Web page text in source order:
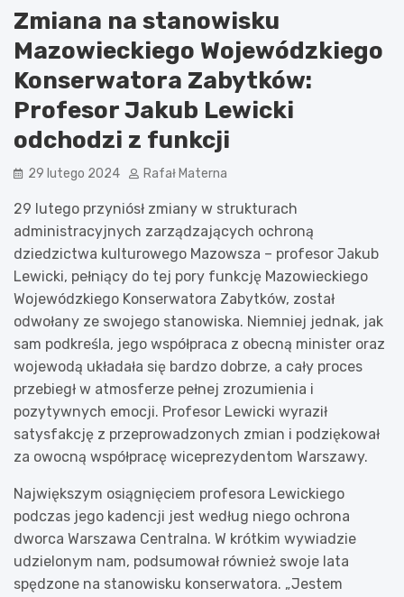
Zmiana na stanowisku
Mazowieckiego Wojewódzkiego
Konserwatora Zabytków:
Profesor Jakub Lewicki
odchodzi z funkcji
29 lutego 2024 Rafał Materna
29 lutego przyniósł zmiany w strukturach
administracyjnych zarządzających ochroną
dziedzictwa kulturowego Mazowsza – profesor Jakub
Lewicki, pełniący do tej pory funkcję Mazowieckiego
Wojewódzkiego Konserwatora Zabytków, został
odwołany ze swojego stanowiska. Niemniej jednak, jak
sam podkreśla, jego współpraca z obecną minister oraz
wojewodą układała się bardzo dobrze, a cały proces
przebiegł w atmosferze pełnej zrozumienia i
pozytywnych emocji. Profesor Lewicki wyraził
satysfakcję z przeprowadzonych zmian i podziękował
za owocną współpracę wiceprezydentom Warszawy.
Największym osiągnięciem profesora Lewickiego
podczas jego kadencji jest według niego ochrona
dworca Warszawa Centralna. W krótkim wywiadzie
udzielonym nam, podsumował również swoje lata
spędzone na stanowisku konserwatora. „Jestem